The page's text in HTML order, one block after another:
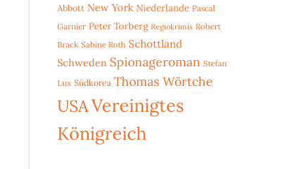
Abbott New York Niederlande Pascal
Garnier Peter Torberg Regiokrimis Robert
Brack Sabine Roth Schottland
Schweden Spionageroman Stefan
Lux Südkorea Thomas Wörtche
USAVereinigtes
Königreich